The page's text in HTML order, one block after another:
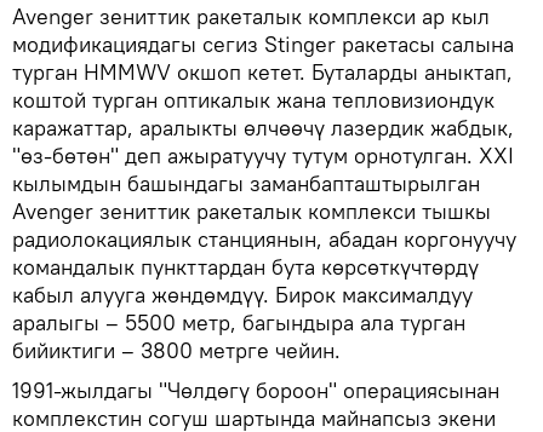
Avenger зениттик ракеталык комплекси ар кыл
модификациядагы сегиз Stinger ракетасы салына
турган HMMWV окшоп кетет. Буталарды аныктап,
коштой турган оптикалык жана тепловизиондук
каражаттар, аралыкты өлчөөчү лазердик жабдык,
"өз-бөтөн" деп ажыратуучу тутум орнотулган. XXI
кылымдын башындагы заманбапташтырылган
Avenger зениттик ракеталык комплекси тышкы
радиолокациялык станциянын, абадан коргонуучу
командалык пункттардан бута көрсөткүчтөрдү
кабыл алууга жөндөмдүү. Бирок максималдуу
аралыгы – 5500 метр, багындыра ала турган
бийиктиги – 3800 метрге чейин.
1991-жылдагы "Чөлдөгү бороон" операциясынан
комплекстин согуш шартында майнапсыз экени